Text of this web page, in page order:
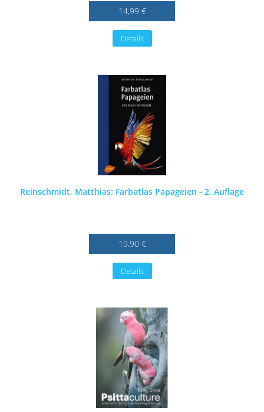
14,99 €
Details
Reinschmidt, Matthias: Farbatlas Papageien - 2. Auflage
19,90 €
Details